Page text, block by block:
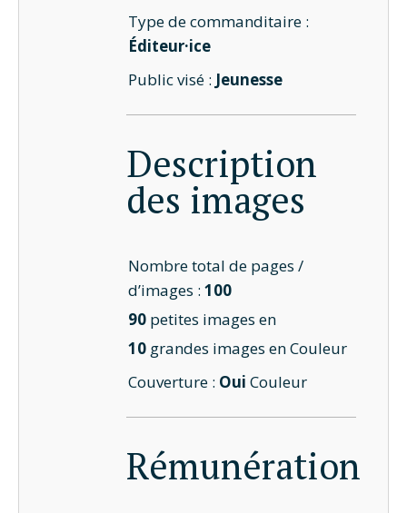
Type de commanditaire :
Éditeur·ice
Public visé : Jeunesse
Description
des images
Nombre total de pages /
d’images :100
90 petites images en
10 grandes images en Couleur
Couverture : Oui Couleur
Rémunération